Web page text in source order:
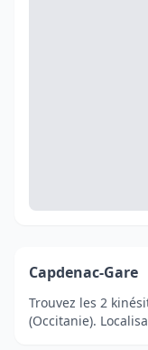
Capdenac-Gare
Trouvez les 2
(Occitanie).